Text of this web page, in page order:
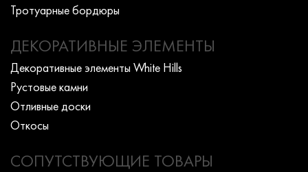
Тротуарные бордюры
ДЕКОРАТИВНЫЕ ЭЛЕМЕНТЫ
Декоративные элементы White Hills
Рустовые камни
Отливные доски
Откосы
СОПУТСТВУЮЩИЕ ТОВАРЫ